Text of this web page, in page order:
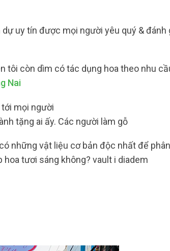
uy tín được mọi người yêu quý & đánh
tôi còn dìm có tác dụng hoa theo nhu
Nai
mọi người
tặng ai ấy. Các người làm gỗ
những vật liệu cơ bản độc nhất để
hoa tươi sáng không? vault i diadem